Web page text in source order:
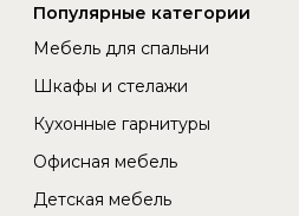
Популярные категории
Мебель для спальни
Шкафы и стелажи
Кухонные гарнитуры
Офисная мебель
Детская мебель